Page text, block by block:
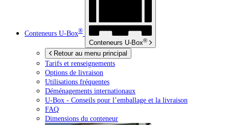
Conteneurs U-Box®
Conteneurs U-Box®
Retour au menu principal
Tarifs et renseignements
Options de livraison
Utilisations fréquentes
Déménagements internationaux
U-Box - Conseils pour l’emballage et la livraison
FAQ
Dimensions du conteneur